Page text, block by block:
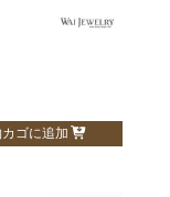
ゴに追加